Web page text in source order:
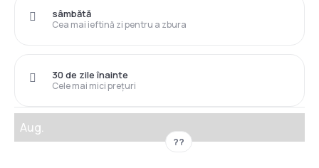
Cea mai ieftină zi pentru a zbura
sâmbătă
Cele mai mici prețuri
30 de zile înainte
Aug.
??